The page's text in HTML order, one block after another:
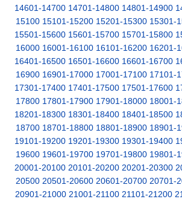
14601-14700 14701-14800 14801-14900
15100 15101-15200 15201-15300 15301-
15501-15600 15601-15700 15701-15800
16000 16001-16100 16101-16200 16201-
16401-16500 16501-16600 16601-16700
16900 16901-17000 17001-17100 17101-
17301-17400 17401-17500 17501-17600
17800 17801-17900 17901-18000 18001-
18201-18300 18301-18400 18401-18500
18700 18701-18800 18801-18900 18901-
19101-19200 19201-19300 19301-19400
19600 19601-19700 19701-19800 19801-
20001-20100 20101-20200 20201-20300
20500 20501-20600 20601-20700 20701-
20901-21000 21001-21100 21101-21200